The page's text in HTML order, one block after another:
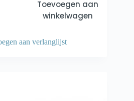
Toevoegen aan
winkelwagen
aan verlanglijst